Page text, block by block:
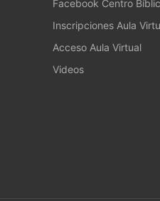
Facebook Centro
Inscripciones Aula
Acceso Aula Virtual
Videos